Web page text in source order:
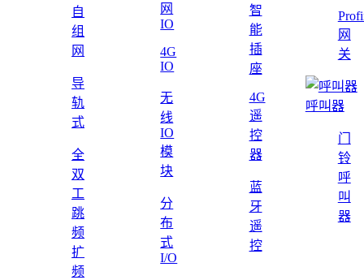
自
组
网
导
轨
式
全
双
工
跳
频
扩
频
网
IO
4G
IO
无
线
IO
模
块
分
布
式
I/O
智
能
插
座
4G
遥
控
器
蓝
牙
遥
控
网
关
呼叫器
门
铃
呼
叫
器